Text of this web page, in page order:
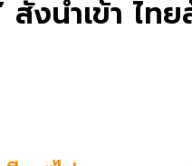
สั่งนำเข้า ไท